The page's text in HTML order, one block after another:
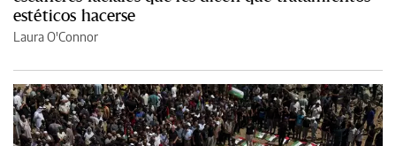
estéticos hacerse
Laura O'Connor